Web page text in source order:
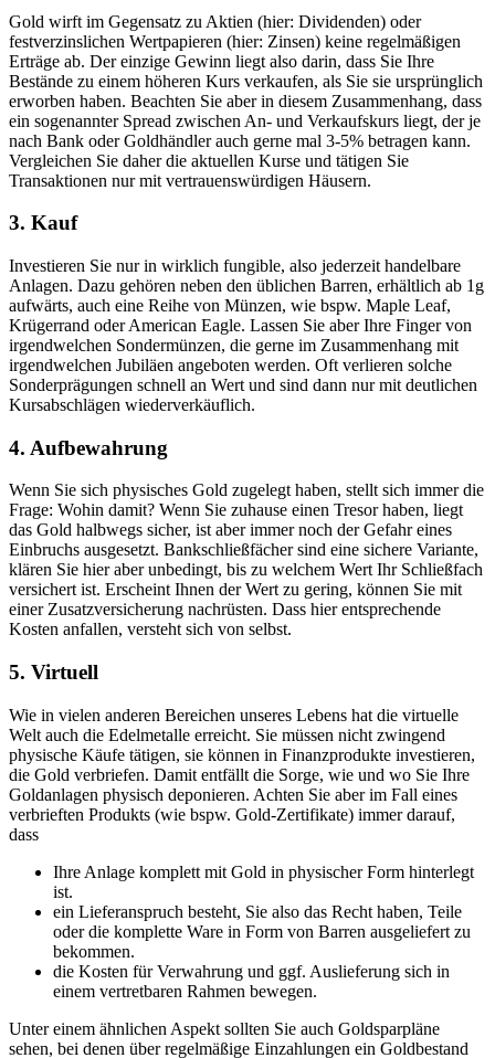
Gold wirft im Gegensatz zu Aktien (hier: Dividenden) oder
festverzinslichen Wertpapieren (hier: Zinsen) keine regelmäßigen
Erträge ab. Der einzige Gewinn liegt also darin, dass Sie Ihre
Bestände zu einem höheren Kurs verkaufen, als Sie sie ursprünglich
erworben haben. Beachten Sie aber in diesem Zusammenhang, dass
ein sogenannter Spread zwischen An- und Verkaufskurs liegt, der je
nach Bank oder Goldhändler auch gerne mal 3-5% betragen kann.
Vergleichen Sie daher die aktuellen Kurse und tätigen Sie
Transaktionen nur mit vertrauenswürdigen Häusern.
3. Kauf
Investieren Sie nur in wirklich fungible, also jederzeit handelbare
Anlagen. Dazu gehören neben den üblichen Barren, erhältlich ab 1g
aufwärts, auch eine Reihe von Münzen, wie bspw. Maple Leaf,
Krügerrand oder American Eagle. Lassen Sie aber Ihre Finger von
irgendwelchen Sondermünzen, die gerne im Zusammenhang mit
irgendwelchen Jubiläen angeboten werden. Oft verlieren solche
Sonderprägungen schnell an Wert und sind dann nur mit deutlichen
Kursabschlägen wiederverkäuflich.
4. Aufbewahrung
Wenn Sie sich physisches Gold zugelegt haben, stellt sich immer die
Frage: Wohin damit? Wenn Sie zuhause einen Tresor haben, liegt
das Gold halbwegs sicher, ist aber immer noch der Gefahr eines
Einbruchs ausgesetzt. Bankschließfächer sind eine sichere Variante,
klären Sie hier aber unbedingt, bis zu welchem Wert Ihr Schließfach
versichert ist. Erscheint Ihnen der Wert zu gering, können Sie mit
einer Zusatzversicherung nachrüsten. Dass hier entsprechende
Kosten anfallen, versteht sich von selbst.
5. Virtuell
Wie in vielen anderen Bereichen unseres Lebens hat die virtuelle
Welt auch die Edelmetalle erreicht. Sie müssen nicht zwingend
physische Käufe tätigen, sie können in Finanzprodukte investieren,
die Gold verbriefen. Damit entfällt die Sorge, wie und wo Sie Ihre
Goldanlagen physisch deponieren. Achten Sie aber im Fall eines
verbrieften Produkts (wie bspw. Gold-Zertifikate) immer darauf,
dass
Ihre Anlage komplett mit Gold in physischer Form hinterlegt
ist.
ein Lieferanspruch besteht, Sie also das Recht haben, Teile
oder die komplette Ware in Form von Barren ausgeliefert zu
bekommen.
die Kosten für Verwahrung und ggf. Auslieferung sich in
einem vertretbaren Rahmen bewegen.
Unter einem ähnlichen Aspekt sollten Sie auch Goldsparpläne
sehen, bei denen über regelmäßige Einzahlungen ein Goldbestand